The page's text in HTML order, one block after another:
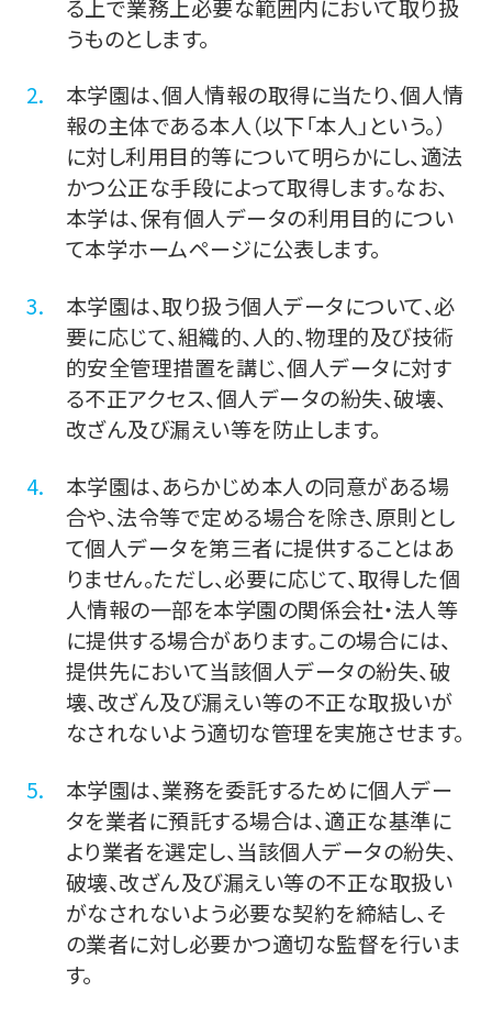
る上で業務上必要な範囲内において取り扱
うものとします。
本学園は、個人情報の取得に当たり、個人情
報の主体である本人（以下「本人」という。）
に対し利用目的等について明らかにし、適法
かつ公正な手段によって取得します。なお、
本学は、保有個人データの利用目的につい
て本学ホームページに公表します。
本学園は、取り扱う個人データについて、必
要に応じて、組織的、人的、物理的及び技術
的安全管理措置を講じ、個人データに対す
る不正アクセス、個人データの紛失、破壊、
改ざん及び漏えい等を防止します。
本学園は、あらかじめ本人の同意がある場
合や、法令等で定める場合を除き、原則とし
て個人データを第三者に提供することはあ
りません。ただし、必要に応じて、取得した個
人情報の一部を本学園の関係会社・法人等
に提供する場合があります。この場合には、
提供先において当該個人データの紛失、破
壊、改ざん及び漏えい等の不正な取扱いが
なされないよう適切な管理を実施させます。
本学園は、業務を委託するために個人デー
タを業者に預託する場合は、適正な基準に
より業者を選定し、当該個人データの紛失、
破壊、改ざん及び漏えい等の不正な取扱い
がなされないよう必要な契約を締結し、そ
の業者に対し必要かつ適切な監督を行いま
す。